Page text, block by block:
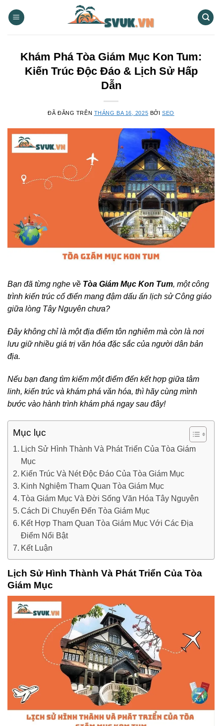
đến
Khám Phá Tòa Giám Mục Kon Tum:
Kiến Trúc Độc Đáo & Lịch Sử Hấp
Dẫn
ĐÃ ĐĂNG TRÊN THÁNG BA 16, 2025 BỞI SEO
Bạn đã từng nghe về Tòa Giám Mục Kon Tum, một công
trình kiến trúc cổ điển mang đậm dấu ấn lịch sử Công giáo
giữa lòng Tây Nguyên chưa?
Đây không chỉ là một địa điểm tôn nghiêm mà còn là nơi
lưu giữ nhiều giá trị văn hóa đặc sắc của người dân bản
địa.
Nếu bạn đang tìm kiếm một điểm đến kết hợp giữa tâm
linh, kiến trúc và khám phá văn hóa, thì hãy cùng mình
bước vào hành trình khám phá ngay sau đây!
Mục lục
Lịch Sử Hình Thành Và Phát Triển Của Tòa Giám
Mục
Kiến Trúc Và Nét Độc Đáo Của Tòa Giám Mục
Kinh Nghiệm Tham Quan Tòa Giám Mục
Tòa Giám Mục Và Đời Sống Văn Hóa Tây Nguyên
Cách Di Chuyển Đến Tòa Giám Mục
Kết Hợp Tham Quan Tòa Giám Mục Với Các Địa
Điểm Nổi Bật
Kết Luận
Lịch Sử Hình Thành Và Phát Triển Của Tòa
Giám Mục